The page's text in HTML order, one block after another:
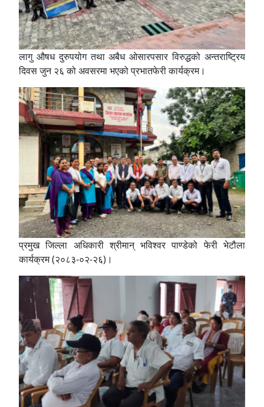
लागु ‍औषध दुरुपयोग तथा अबैध ओसारपसार विरुद्धको अन्तराष्ट्रिय
दिवस जुन २६ को अवसरमा भएको प्रभातफेरी कार्यक्रम।
प्रमुख जिल्ला अधिकारी श्रीमान् भविश्वर पाण्डेको फेरी भेटौला
कार्यक्रम (२०८३-०२-२६)।